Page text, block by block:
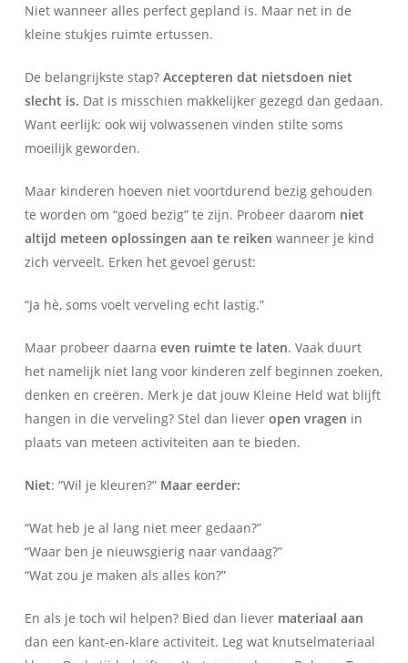
Niet wanneer alles perfect gepland is. Maar net in de
kleine stukjes ruimte ertussen.
De belangrijkste stap? Accepteren dat nietsdoen niet
slecht is. Dat is misschien makkelijker gezegd dan gedaan.
Want eerlijk: ook wij volwassenen vinden stilte soms
moeilijk geworden.
Maar kinderen hoeven niet voortdurend bezig gehouden
te worden om “goed bezig” te zijn. Probeer daarom niet
altijd meteen oplossingen aan te reiken wanneer je kind
zich verveelt. Erken het gevoel gerust:
“Ja hè, soms voelt verveling echt lastig.”
Maar probeer daarna even ruimte te laten. Vaak duurt
het namelijk niet lang voor kinderen zelf beginnen zoeken,
denken en creëren. Merk je dat jouw Kleine Held wat blijft
hangen in die verveling? Stel dan liever open vragen in
plaats van meteen activiteiten aan te bieden.
Niet: “Wil je kleuren?” Maar eerder:
“Wat heb je al lang niet meer gedaan?”
“Waar ben je nieuwsgierig naar vandaag?”
“Wat zou je maken als alles kon?”
En als je toch wil helpen? Bied dan liever materiaal aan
dan een kant-en-klare activiteit. Leg wat knutselmateriaal